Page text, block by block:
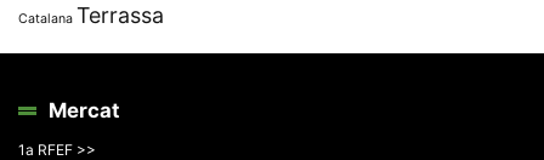
Catalana Terrassa
Mercat
1a RFEF >>